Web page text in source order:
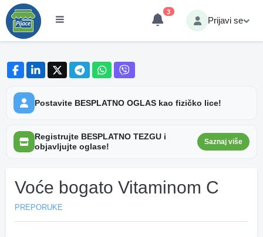
3
Prijavi se
Postavite BESPLATNO OGLAS kao fizičko lice!
Registrujte BESPLATNO TEZGU i
objavljujte oglase!
Saznaj više
Voće bogato Vitaminom C
PREPORUKE